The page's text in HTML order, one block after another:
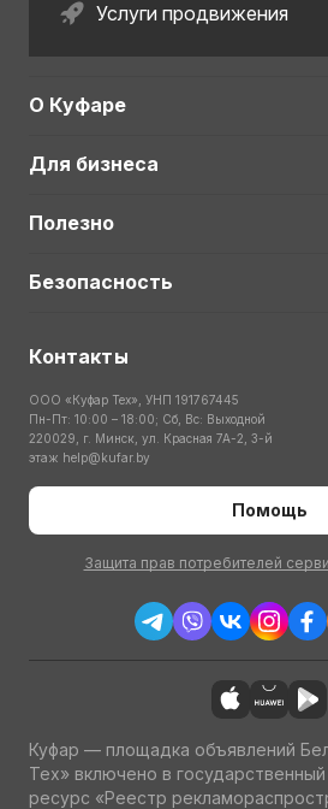
Услуги продвижения
О Куфаре
Для бизнеса
Полезно
Безопасность
Контакты
ООО «Куфар Тех», УНП 191767445
Пн-Пт: 10:00 – 18:00; Сб, Вс: Выходной
220029, г. Минск, ул. Красная 7А-2, 3-й
этаж help@kufar.by
Помощь
Защита прав потребителей
Куфар — площадка объявлений
Тех» включено в
ресурс «Реестр